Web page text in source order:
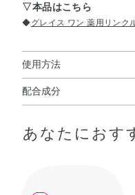
▽本品はこちら
◆グレイス ワン 薬用リンク
使用方法
使用方法
頬・鼻・ひたいの5ヶ所に
配合成分
精製水、ジプロピレング
あなたにおす